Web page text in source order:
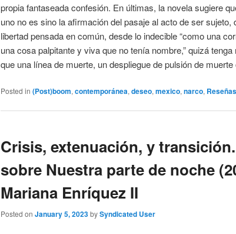
propia fantaseada confesión. En últimas, la novela sugiere
uno no es sino la afirmación del pasaje al acto de ser
libertad pensada en común, desde lo indecible “como una
una cosa palpitante y viva que no tenía nombre,” quizá
que una línea de muerte, un despliegue de pulsión de
Posted in (Post)boom, contemporánea, deseo, mexico, narco,
Crisis, extenuación, y
sobre Nuestra parte de noche
Mariana Enríquez II
Posted on January 5, 2023bySyndicated User